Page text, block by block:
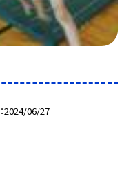
2024/06/27